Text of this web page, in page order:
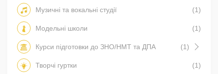
Музичні та вокальні студії (1)
Модельні школи (1)
Курси підготовки до ЗНО/НМТ та ДПА (1)
Творчі гуртки (1)